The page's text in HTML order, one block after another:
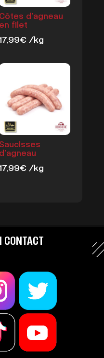
Côtes d’agneau
en filet
17,99€/kg
d’agneau
17,99€/kg
CONTACT